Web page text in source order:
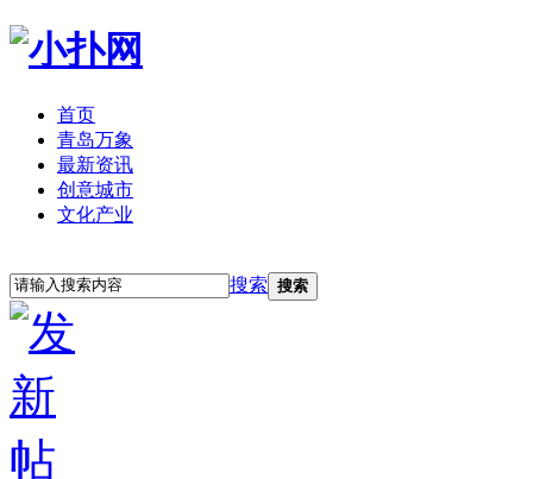
首页
青岛万象
最新资讯
创意城市
文化产业
搜索 搜索